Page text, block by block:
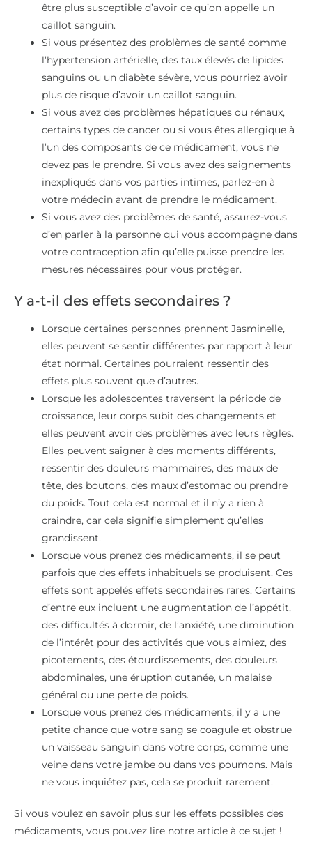
être plus susceptible d’avoir ce qu’on appelle un
caillot sanguin.
Si vous présentez des problèmes de santé comme
l’hypertension artérielle, des taux élevés de lipides
sanguins ou un diabète sévère, vous pourriez avoir
plus de risque d’avoir un caillot sanguin.
Si vous avez des problèmes hépatiques ou rénaux,
certains types de cancer ou si vous êtes allergique à
l’un des composants de ce médicament, vous ne
devez pas le prendre. Si vous avez des saignements
inexpliqués dans vos parties intimes, parlez-en à
votre médecin avant de prendre le médicament.
Si vous avez des problèmes de santé, assurez-vous
d’en parler à la personne qui vous accompagne dans
votre contraception afin qu’elle puisse prendre les
mesures nécessaires pour vous protéger.
Y a-t-il des effets secondaires ?
Lorsque certaines personnes prennent Jasminelle,
elles peuvent se sentir différentes par rapport à leur
état normal. Certaines pourraient ressentir des
effets plus souvent que d’autres.
Lorsque les adolescentes traversent la période de
croissance, leur corps subit des changements et
elles peuvent avoir des problèmes avec leurs règles.
Elles peuvent saigner à des moments différents,
ressentir des douleurs mammaires, des maux de
tête, des boutons, des maux d’estomac ou prendre
du poids. Tout cela est normal et il n’y a rien à
craindre, car cela signifie simplement qu’elles
grandissent.
Lorsque vous prenez des médicaments, il se peut
parfois que des effets inhabituels se produisent. Ces
effets sont appelés effets secondaires rares. Certains
d’entre eux incluent une augmentation de l’appétit,
des difficultés à dormir, de l’anxiété, une diminution
de l’intérêt pour des activités que vous aimiez, des
picotements, des étourdissements, des douleurs
abdominales, une éruption cutanée, un malaise
général ou une perte de poids.
Lorsque vous prenez des médicaments, il y a une
petite chance que votre sang se coagule et obstrue
un vaisseau sanguin dans votre corps, comme une
veine dans votre jambe ou dans vos poumons. Mais
ne vous inquiétez pas, cela se produit rarement.
Si vous voulez en savoir plus sur les effets possibles des
médicaments, vous pouvez lire notre article à ce sujet !